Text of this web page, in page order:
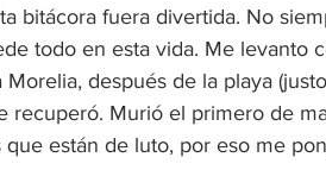
bitácora fuera divertida. No
todo en esta vida. Me levanto
Morelia, después de la playa
recuperó. Murió el primero de
que están de luto, por eso me